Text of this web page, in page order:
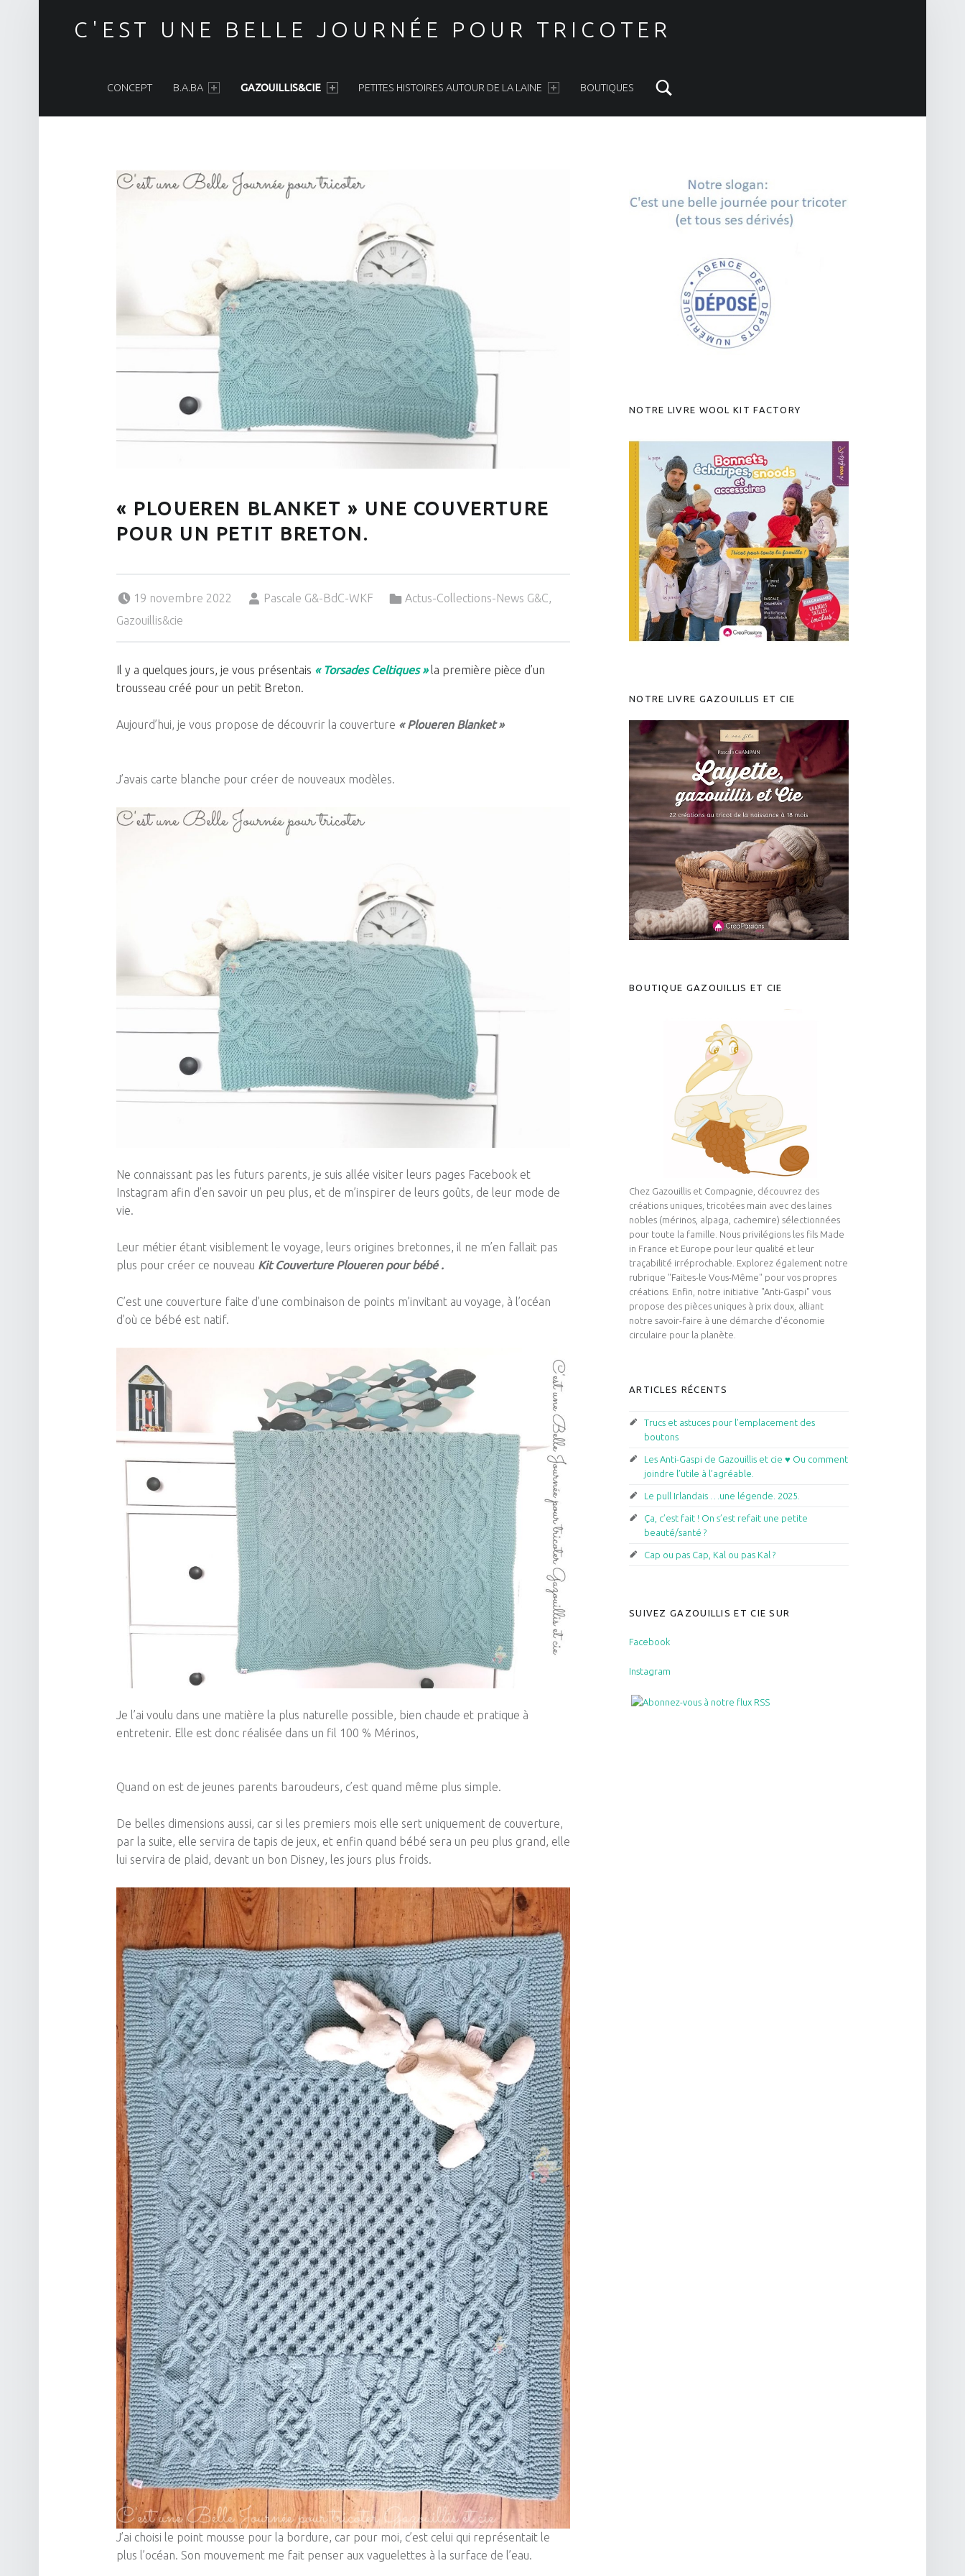
C'EST UNE BELLE JOURNÉE POUR TRICOTER
CONCEPT B.A.BA GAZOUILLIS&CIE PETITES HISTOIRES AUTOUR DE LA LAINE BOUTIQUES
« PLOUEREN BLANKET » UNE COUVERTURE
POUR UN PETIT BRETON.
19 novembre 2022
Pascale G&-BdC-WKF
Actus-Collections-News G&C,
Gazouillis&cie
Il y a quelques jours, je vous présentais « Torsades Celtiques » la première pièce d’un
trousseau créé pour un petit Breton.
Aujourd’hui, je vous propose de découvrir la couverture « Ploueren Blanket »
J’avais carte blanche pour créer de nouveaux modèles.
Ne connaissant pas les futurs parents, je suis allée visiter leurs pages Facebook et
Instagram afin d’en savoir un peu plus, et de m’inspirer de leurs goûts, de leur mode de
vie.
Leur métier étant visiblement le voyage, leurs origines bretonnes, il ne m’en fallait pas
plus pour créer ce nouveau Kit Couverture Ploueren pour bébé .
C’est une couverture faite d’une combinaison de points m’invitant au voyage, à l’océan
d’où ce bébé est natif.
Je l’ai voulu dans une matière la plus naturelle possible, bien chaude et pratique à
entretenir. Elle est donc réalisée dans un fil 100 % Mérinos,
Quand on est de jeunes parents baroudeurs, c’est quand même plus simple.
De belles dimensions aussi, car si les premiers mois elle sert uniquement de couverture,
par la suite, elle servira de tapis de jeux, et enfin quand bébé sera un peu plus grand, elle
lui servira de plaid, devant un bon Disney, les jours plus froids.
J’ai choisi le point mousse pour la bordure, car pour moi, c’est celui qui représentait le
plus l’océan. Son mouvement me fait penser aux vaguelettes à la surface de l’eau.
NOTRE LIVRE WOOL KIT FACTORY
NOTRE LIVRE GAZOUILLIS ET CIE
BOUTIQUE GAZOUILLIS ET CIE
Chez Gazouillis et Compagnie, découvrez des
créations uniques, tricotées main avec des laines
nobles (mérinos, alpaga, cachemire) sélectionnées
pour toute la famille. Nous privilégions les fils Made
in France et Europe pour leur qualité et leur
traçabilité irréprochable. Explorez également notre
rubrique "Faites-le Vous-Même" pour vos propres
créations. Enfin, notre initiative "Anti-Gaspi" vous
propose des pièces uniques à prix doux, alliant
notre savoir-faire à une démarche d'économie
circulaire pour la planète.
ARTICLES RÉCENTS
Trucs et astuces pour l’emplacement des
boutons
Les Anti-Gaspi de Gazouillis et cie ♥ Ou comment
joindre l’utile à l’agréable.
Le pull Irlandais …une légende. 2025.
Ça, c’est fait ! On s’est refait une petite
beauté/santé ?
Cap ou pas Cap, Kal ou pas Kal ?
SUIVEZ GAZOUILLIS ET CIE SUR
Facebook
Instagram